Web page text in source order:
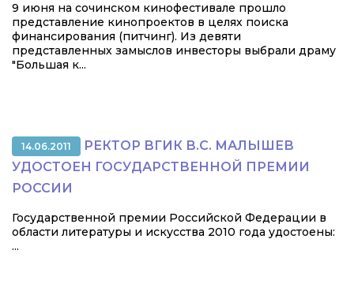
9 июня на сочинском кинофестивале прошло
представление кинопроектов в целях поиска
финансирования (питчинг). Из девяти
представленных замыслов инвесторы выбрали драму
"Большая к...
14.06.2011
РЕКТОР ВГИК В.С. МАЛЫШЕВ
УДОСТОЕН ГОСУДАРСТВЕННОЙ ПРЕМИИ
РОССИИ
Государственной премии Российской Федерации в
области литературы и искусства 2010 года удостоены:
...